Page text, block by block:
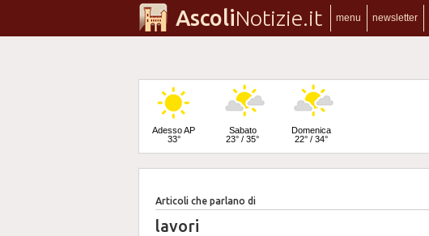
AscoliNotizie.it menu newsletter
Adesso AP
33°
Sabato
23° / 35°
Domenica
22° / 34°
Lunedì
22° / 36°
Articoli che parlano di
lavori